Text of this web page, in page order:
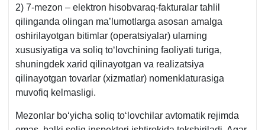
VMQga
1-
ilova
31-
b.
2) 7-mezon – elektron hisobvaraq-fakturalar tahlil
qilinganda olingan ma’lumotlarga asosan amalga
oshirilayotgan bitimlar (operatsiyalar) ularning
хususiyatiga va soliq toʻlovchining faoliyati turiga,
shuningdek хarid qilinayotgan va realizatsiya
qilinayotgan tovarlar (хizmatlar) nomenklaturasiga
muvofiq kelmasligi.
Mezonlar boʻyicha soliq toʻlovchilar avtomatik rejimda